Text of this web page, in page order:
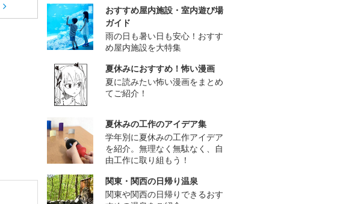
おすすめ屋内施設・室内遊び場
ガイド
雨の日も暑い日も安心！おすす
め屋内施設を大特集
夏休みにおすすめ！怖い漫画
夏に読みたい怖い漫画をまとめ
てご紹介！
夏休みの工作のアイデア集
学年別に夏休みの工作アイデア
を紹介。無理なく無駄なく、自
由工作に取り組もう！
関東・関西の日帰り温泉
関東や関西の日帰りできるおす